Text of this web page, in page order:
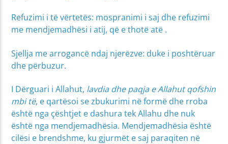
Refuzimi i të vërtetës: mospranimi i saj dhe refuzimi
me mendjemadhësi i atij, që e thotë atë .
Sjellja me arrogancë ndaj njerëzve: duke i poshtëruar
dhe përbuzur.
I Dërguari i Allahut, lavdia dhe paqja e Allahut qofshin
mbi të, e qartësoi se zbukurimi në formë dhe rroba
është nga çështjet e dashura tek Allahu dhe nuk
është nga mendjemadhësia. Mendjemadhësia është
cilësi e brendshme, ku gjurmët e saj paraqiten në